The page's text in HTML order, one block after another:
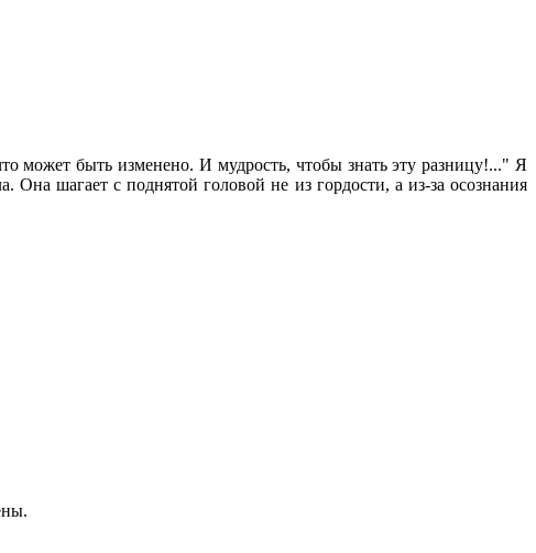
может быть изменено. И мудрость, чтобы знать эту разницу!..." Я
шагает с поднятой головой не из гордости, а из-за осознания